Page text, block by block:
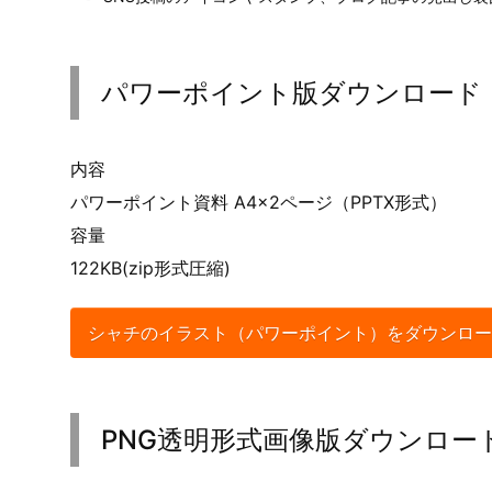
パワーポイント版ダウンロード
内容
パワーポイント資料 A4×2ページ（PPTX形式）
容量
122KB(zip形式圧縮)
シャチのイラスト（パワーポイント）をダウンロ
PNG透明形式画像版ダウンロー